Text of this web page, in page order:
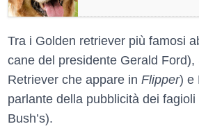
Tra i Golden retriever più famosi
cane del presidente Gerald Ford),
Retriever che appare in Flipper) e
parlante della pubblicità dei
Bush’s).